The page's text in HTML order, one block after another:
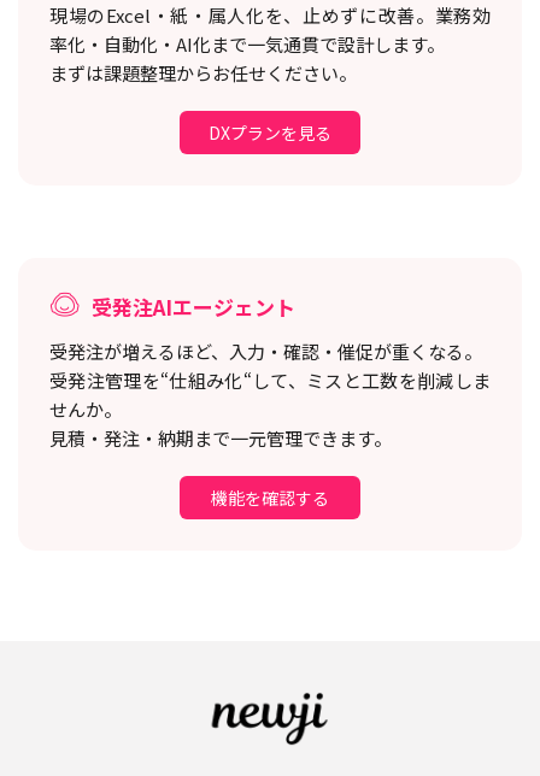
現場のExcel・紙・属人化を、止めずに改善。 業務効
率化・自動化・AI化まで一気通貫で設計します。
まずは課題整理からお任せください。
DXプランを見る
受発注AIエージェント
受発注が増えるほど、入力・確認・催促が重くなる。
受発注管理を“仕組み化“して、ミスと工数を削減しま
せんか。
見積・発注・納期まで一元管理できます。
機能を確認する